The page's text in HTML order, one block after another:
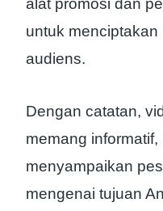
alat promosi dan
untuk
audiens.
Dengan catatan,
memang
menyampaikan
mengenai tujuan